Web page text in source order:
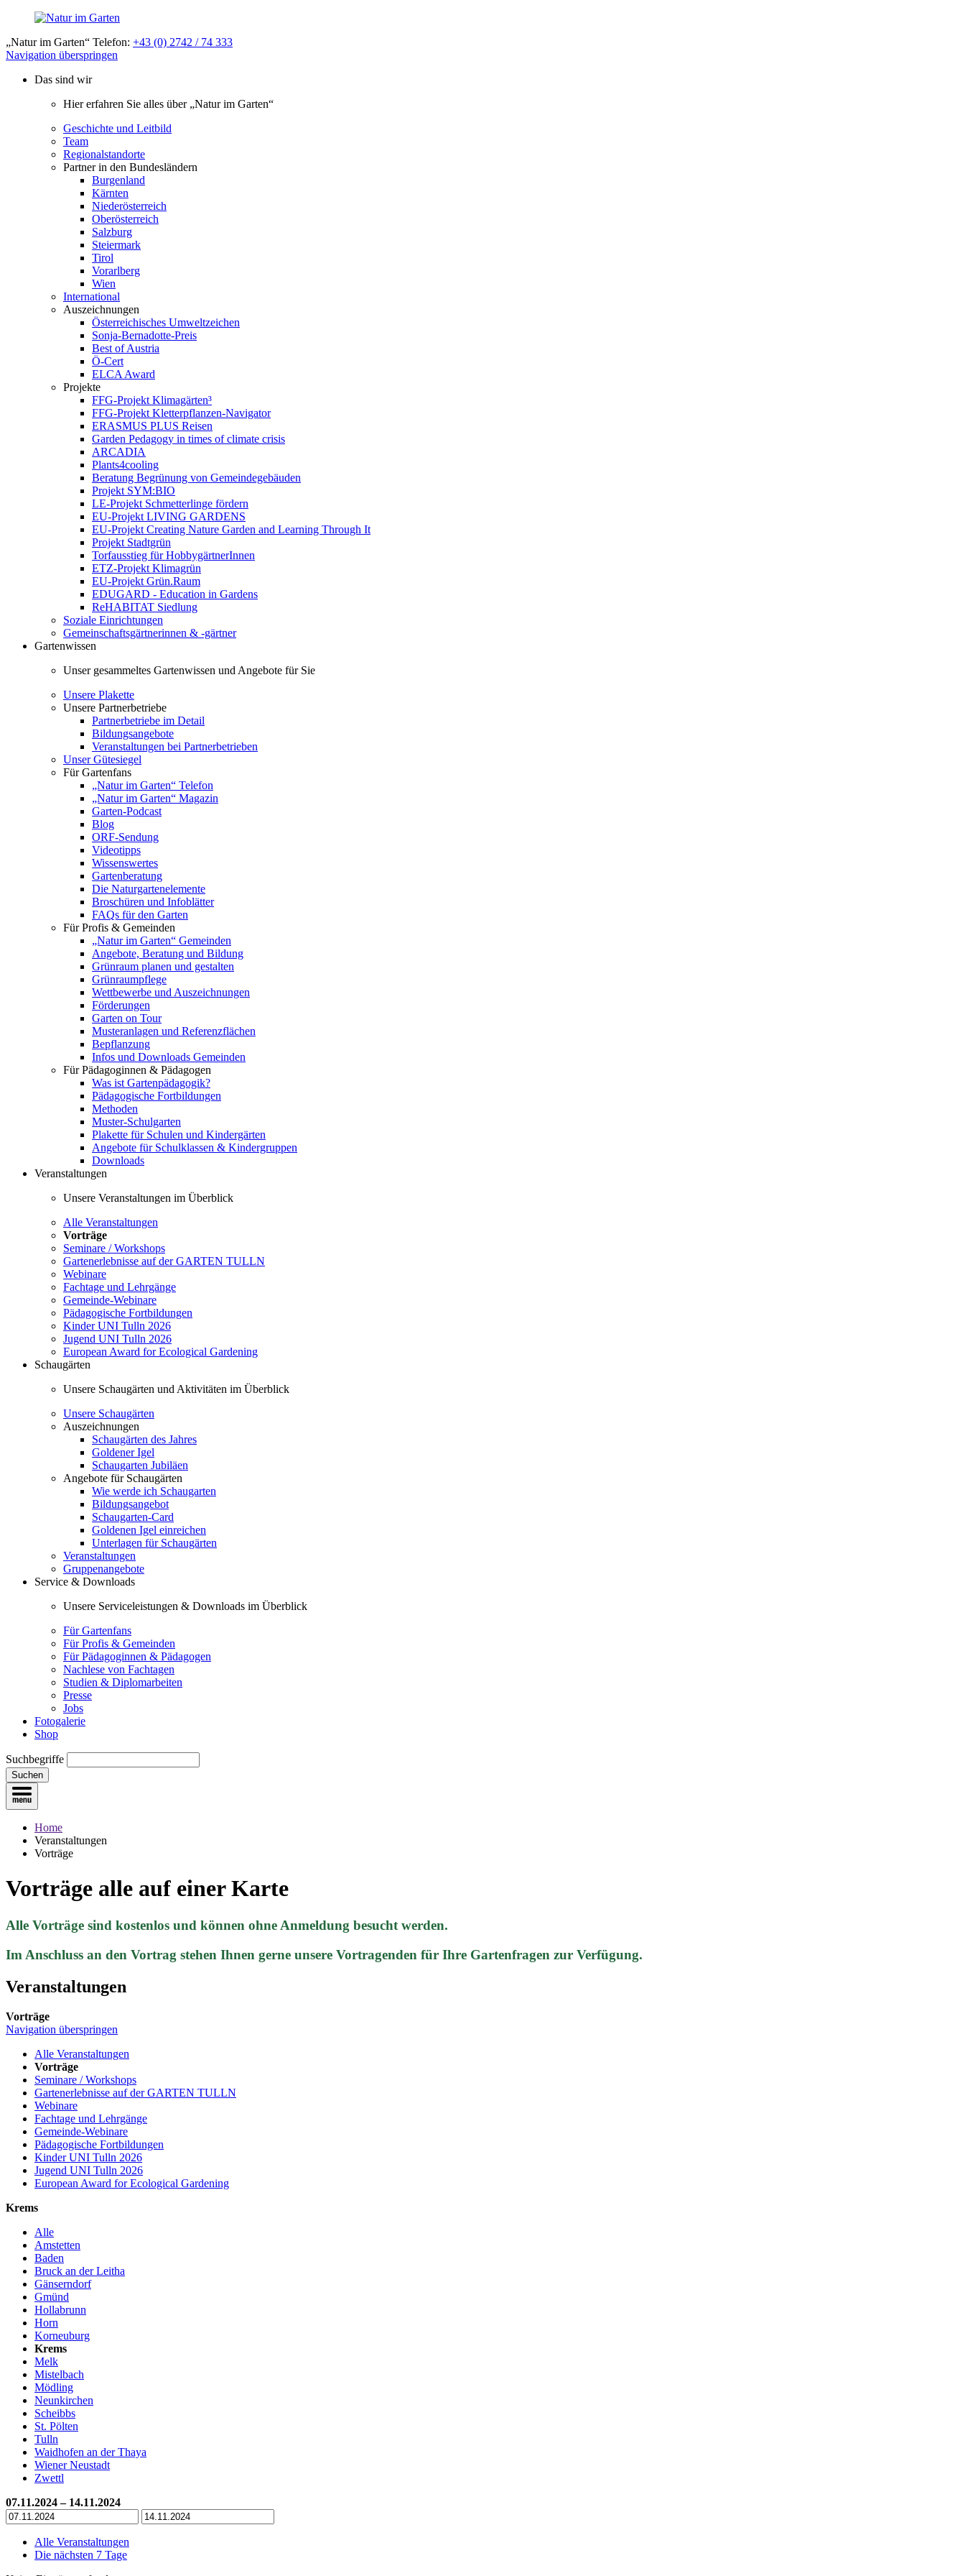
„Natur im Garten“ Telefon: +43 (0) 2742 / 74 333
Navigation überspringen
Das sind wir
Hier erfahren Sie alles über „Natur im Garten“
Geschichte und Leitbild
Team
Regionalstandorte
Partner in den Bundesländern
Burgenland
Kärnten
Niederösterreich
Oberösterreich
Salzburg
Steiermark
Tirol
Vorarlberg
Wien
International
Auszeichnungen
Österreichisches Umweltzeichen
Sonja-Bernadotte-Preis
Best of Austria
Ö-Cert
ELCA Award
Projekte
FFG-Projekt Klimagärten³
FFG-Projekt Kletterpflanzen-Navigator
ERASMUS PLUS Reisen
Garden Pedagogy in times of climate crisis
ARCADIA
Plants4cooling
Beratung Begrünung von Gemeindegebäuden
Projekt SYM:BIO
LE-Projekt Schmetterlinge fördern
EU-Projekt LIVING GARDENS
EU-Projekt Creating Nature Garden and Learning Through It
Projekt Stadtgrün
Torfausstieg für HobbygärtnerInnen
ETZ-Projekt Klimagrün
EU-Projekt Grün.Raum
EDUGARD - Education in Gardens
ReHABITAT Siedlung
Soziale Einrichtungen
Gemeinschaftsgärtnerinnen & -gärtner
Gartenwissen
Unser gesammeltes Gartenwissen und Angebote für Sie
Unsere Plakette
Unsere Partnerbetriebe
Partnerbetriebe im Detail
Bildungsangebote
Veranstaltungen bei Partnerbetrieben
Unser Gütesiegel
Für Gartenfans
„Natur im Garten“ Telefon
„Natur im Garten“ Magazin
Garten-Podcast
Blog
ORF-Sendung
Videotipps
Wissenswertes
Gartenberatung
Die Naturgartenelemente
Broschüren und Infoblätter
FAQs für den Garten
Für Profis & Gemeinden
„Natur im Garten“ Gemeinden
Angebote, Beratung und Bildung
Grünraum planen und gestalten
Grünraumpflege
Wettbewerbe und Auszeichnungen
Förderungen
Garten on Tour
Musteranlagen und Referenzflächen
Bepflanzung
Infos und Downloads Gemeinden
Für Pädagoginnen & Pädagogen
Was ist Gartenpädagogik?
Pädagogische Fortbildungen
Methoden
Muster-Schulgarten
Plakette für Schulen und Kindergärten
Angebote für Schulklassen & Kindergruppen
Downloads
Veranstaltungen
Unsere Veranstaltungen im Überblick
Alle Veranstaltungen
Vorträge
Seminare / Workshops
Gartenerlebnisse auf der GARTEN TULLN
Webinare
Fachtage und Lehrgänge
Gemeinde-Webinare
Pädagogische Fortbildungen
Kinder UNI Tulln 2026
Jugend UNI Tulln 2026
European Award for Ecological Gardening
Schaugärten
Unsere Schaugärten und Aktivitäten im Überblick
Unsere Schaugärten
Auszeichnungen
Schaugärten des Jahres
Goldener Igel
Schaugarten Jubiläen
Angebote für Schaugärten
Wie werde ich Schaugarten
Bildungsangebot
Schaugarten-Card
Goldenen Igel einreichen
Unterlagen für Schaugärten
Veranstaltungen
Gruppenangebote
Service & Downloads
Unsere Serviceleistungen & Downloads im Überblick
Für Gartenfans
Für Profis & Gemeinden
Für Pädagoginnen & Pädagogen
Nachlese von Fachtagen
Studien & Diplomarbeiten
Presse
Jobs
Fotogalerie
Shop
Suchbegriffe
Suchen
Home
Veranstaltungen
Vorträge
Vorträge alle auf einer Karte
Alle Vorträge sind kostenlos und können ohne Anmeldung besucht werden.
Im Anschluss an den Vortrag stehen Ihnen gerne unsere Vortragenden für Ihre Gartenfragen zur Verfügung.
Veranstaltungen
Vorträge
Navigation überspringen
Alle Veranstaltungen
Vorträge
Seminare / Workshops
Gartenerlebnisse auf der GARTEN TULLN
Webinare
Fachtage und Lehrgänge
Gemeinde-Webinare
Pädagogische Fortbildungen
Kinder UNI Tulln 2026
Jugend UNI Tulln 2026
European Award for Ecological Gardening
Krems
Alle
Amstetten
Baden
Bruck an der Leitha
Gänserndorf
Gmünd
Hollabrunn
Horn
Korneuburg
Krems
Melk
Mistelbach
Mödling
Neunkirchen
Scheibbs
St. Pölten
Tulln
Waidhofen an der Thaya
Wiener Neustadt
Zwettl
07.11.2024 – 14.11.2024
Alle Veranstaltungen
Die nächsten 7 Tage